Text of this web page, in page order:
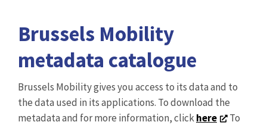
Brussels Mobility
metadata catalogue
Brussels Mobility gives you access to its data and to
the data used in its applications. To download the
metadata and for more information, clickhere
To